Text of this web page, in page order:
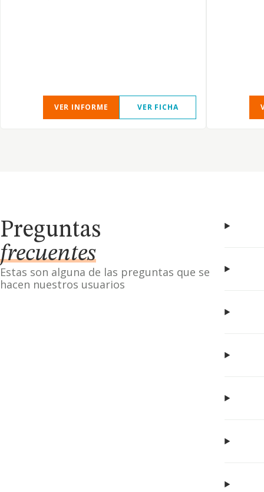
VER INFORME VER FICHA
Preguntas
frecuentes
Estas son alguna de las preguntas que se
hacen nuestros usuarios